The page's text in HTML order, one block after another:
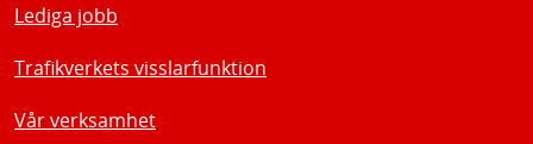
Lediga jobb
Trafikverkets visslarfunktion
Vår verksamhet